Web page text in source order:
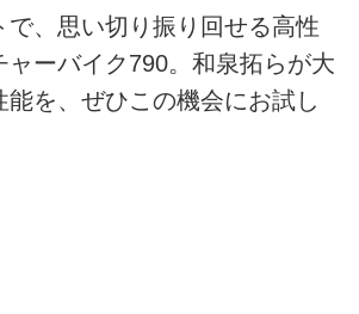
で、思い切り振り回せる高性
ャーバイク790。和泉拓らが大
能を、ぜひこの機会にお試し